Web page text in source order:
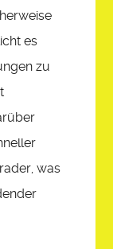
es
zu
was